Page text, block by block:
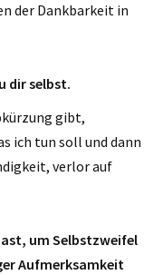
der Dankbarkeit in
dir selbst.
gibt,
ich tun soll und dann
verlor auf
um Selbstzweifel
Aufmerksamkeit